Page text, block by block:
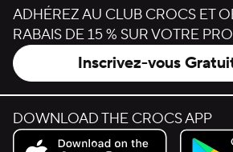
ADHÉREZ AU CLUB CROCS ET
RABAIS DE 15 % SUR VOTRE
Inscrivez-vous
DOWNLOAD THE CROCS APP